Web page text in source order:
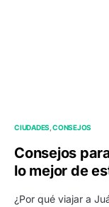
CIUDADES CONSEJOS
Consejos
lo mejor de
¿Por qué viajar a